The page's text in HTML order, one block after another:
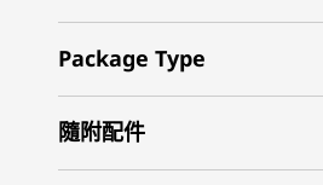
Package Type
隨附配件